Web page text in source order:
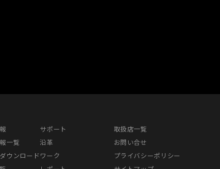
一覧
ウンロード
サポート
沿革
ワーク
取扱店一覧
お問い合せ
プライバシーポリシー